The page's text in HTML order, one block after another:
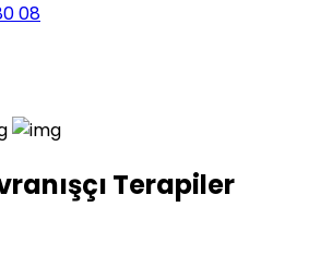
08
Terapiler